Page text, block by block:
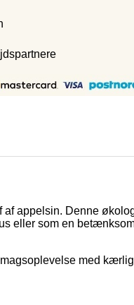
af appelsin. Denne
eller som en
med